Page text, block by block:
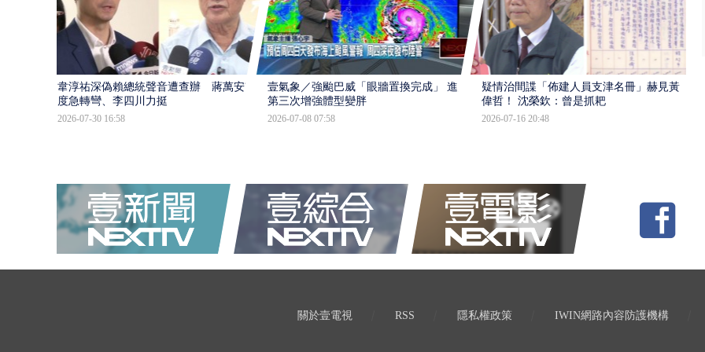
韋淳祐深偽賴總統聲音遭查辦 蔣萬安態
度急轉彎、李四川力挺
2026-07-30 16:58
壹氣象／強颱巴威「眼牆置換完成」 進入
第三次增強體型變胖
2026-07-08 07:58
疑情治間諜「佈建人員支津名冊」赫見黃
偉哲！ 沈榮欽：曾是抓耙
2026-07-16 20:48
關於壹電視 RSS 隱私權政策 IWIN網路內容防護機構